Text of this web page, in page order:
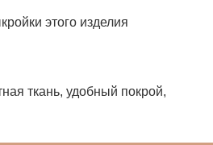
этого изделия
ткань, удобный покрой,